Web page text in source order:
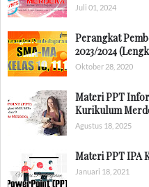
Juli 01, 2024
Perangkat
2023/2024
Oktober 28, 2020
Materi PPT
Kurikulum
Agustus 18, 2025
Materi PPT IPA
Januari 18, 2021